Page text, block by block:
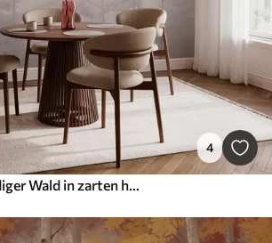
4
Fototapeten Trendiger Wald in zarten hellen Pastellfarben